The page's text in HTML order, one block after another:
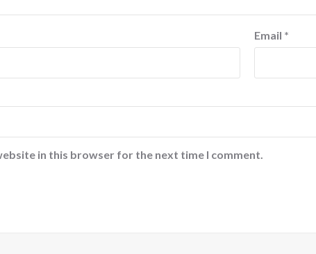
Email *
in this browser for the next time I comment.